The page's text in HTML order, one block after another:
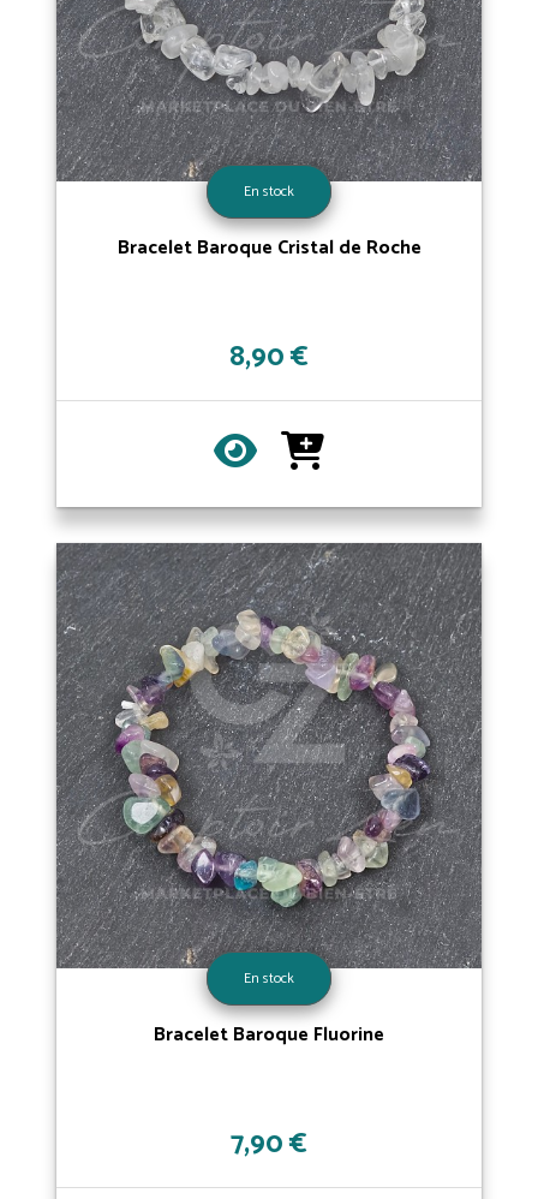
En stock
Bracelet Baroque Cristal de Roche
8,90 €
En stock
Bracelet Baroque Fluorine
7,90 €